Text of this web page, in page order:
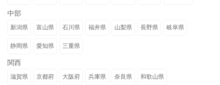
中部
新潟県 富山県 石川県 福井県 山梨県 長野県 岐阜県
静岡県 愛知県 三重県
関西
滋賀県 京都府 大阪府 兵庫県 奈良県 和歌山県